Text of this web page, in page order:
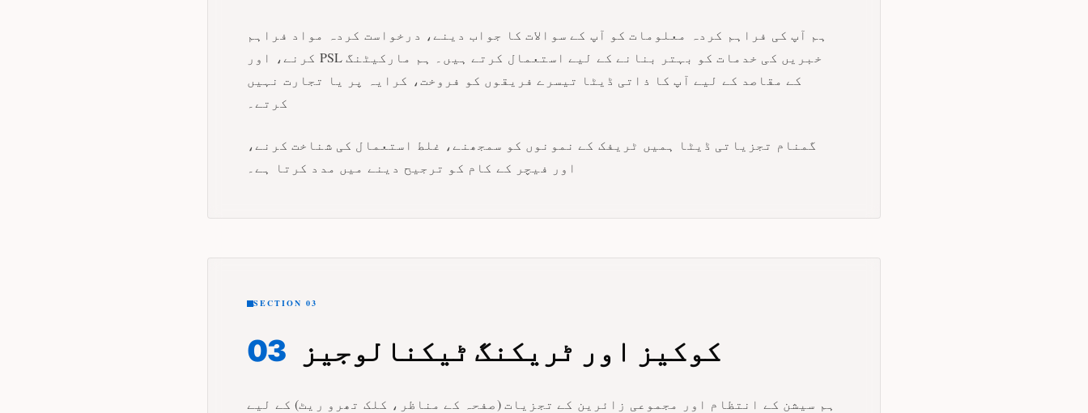
ہم آپ کی فراہم کردہ معلومات کو آپ کے سوالات کا جواب دینے، درخواست کردہ مواد فراہم
کرنے، اور PSL خبریں کی خدمات کو بہتر بنانے کے لیے استعمال کرتے ہیں۔ ہم مارکیٹنگ
کے مقاصد کے لیے آپ کا ذاتی ڈیٹا تیسرے فریقوں کو فروخت، کرایہ پر یا تجارت نہیں
کرتے۔
گمنام تجزیاتی ڈیٹا ہمیں ٹریفک کے نمونوں کو سمجھنے، غلط استعمال کی شناخت کرنے،
اور فیچر کے کام کو ترجیح دینے میں مدد کرتا ہے۔
SECTION 03
03 کوکیز اور ٹریکنگ ٹیکنالوجیز
ہم سیشن کے انتظام اور مجموعی زائرین کے تجزیات (صفحہ کے مناظر، کلک تھرو ریٹ) کے لیے